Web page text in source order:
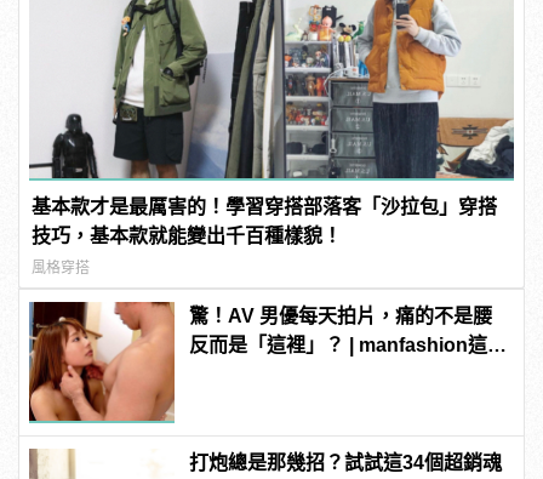
基本款才是最厲害的！學習穿搭部落客「沙拉包」穿搭
技巧，基本款就能變出千百種樣貌！
風格穿搭
驚！AV 男優每天拍片，痛的不是腰
反而是「這裡」？ | manfashion這樣
打炮總是那幾招？試試這34個超銷魂